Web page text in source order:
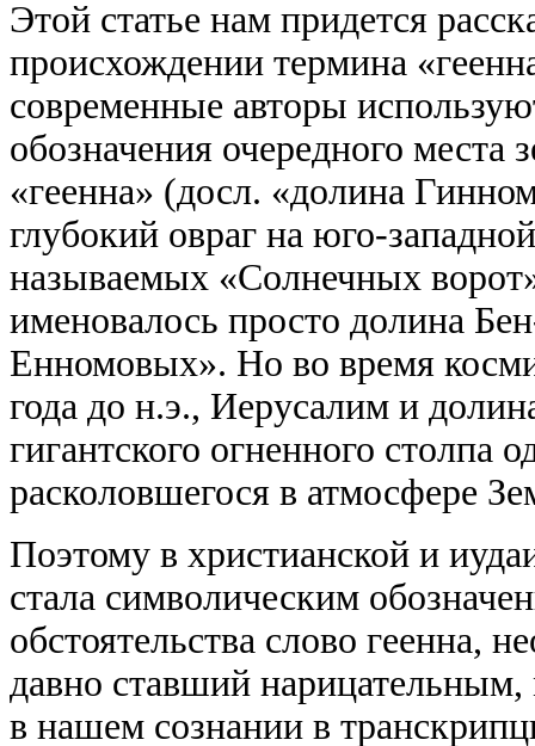
Этой статье нам придется
происхождении термина
современные авторы
обозначения очередного места
«геенна» (досл. «долина
глубокий овраг на юго-
называемых «Солнечных
именовалось просто долина
Енномовых». Но во время
года до н.э., Иерусалим и
гигантского огненного столпа
расколовшегося в атмосфере
Поэтому в христианской и
стала символическим
обстоятельства слово геенна,
давно ставший
в нашем сознании в